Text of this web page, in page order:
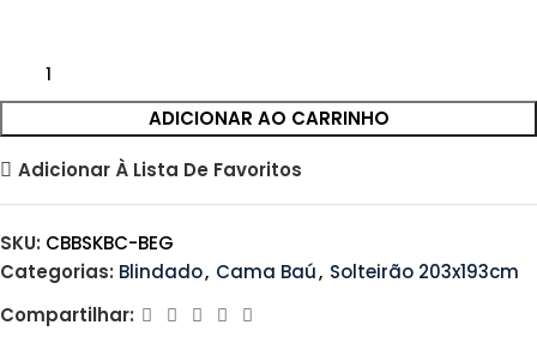
ADICIONAR AO CARRINHO
Adicionar À Lista De Favoritos
SKU: CBBSKBC-BEG
Categorias: Blindado, Cama Baú, Solteirão 203x193cm
Compartilhar: